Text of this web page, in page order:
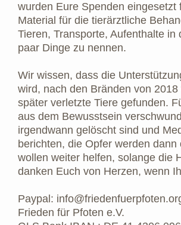
wurden Eure Spenden
Material für die tierärztliche
Tieren, Transporte, Aufenthalte
paar Dinge zu nennen.
Wir wissen, dass die
wird, nach den Bränden von
später verletzte Tiere gefunden.
aus dem Bewusstsein
irgendwann gelöscht sind und
berichten, die Opfer werden
wollen weiter helfen, solange die
danken Euch von Herzen, wenn
Paypal:
Frieden für Pfoten e.V.